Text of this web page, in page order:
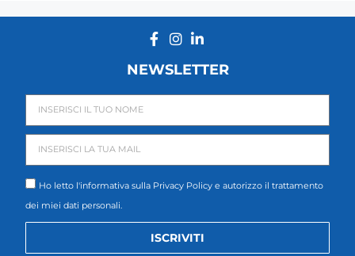
NEWSLETTER
Ho letto l'informativa sulla Privacy Policy e autorizzo il trattamento
dei miei dati personali.
ISCRIVITI